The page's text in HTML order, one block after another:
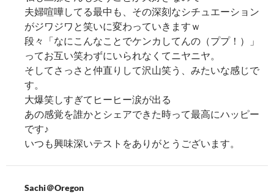
夫婦喧嘩してる最中も、その深刻なシチュエーション
がジワジワと笑いに変わっていきますｗ
段々「なにこんなことでケンカしてんの（ププ！）」
ってお互い笑わずにいられなくてニヤニヤ。
そしてさっさと仲直りして沢山笑う、みたいな感じで
す。
大爆笑しすぎてヒーヒー涙が出る
あの感覚を誰かとシェアできた時って最高にハッピー
です♪
いつも興味深いテストをありがとうございます。
Sachi＠Oregon